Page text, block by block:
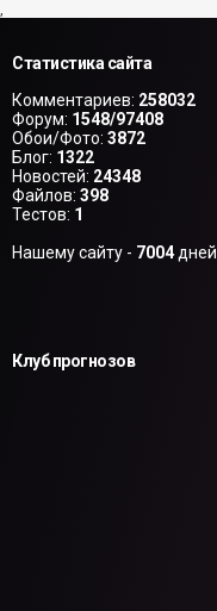
,
Статистика сайта
Комментариев: 258032
Форум: 1548/97408
Обои/Фото: 3872
Блог: 1322
Новостей: 24348
Файлов: 398
Тестов: 1
Нашему сайту - 7004 дней
Клуб прогнозов